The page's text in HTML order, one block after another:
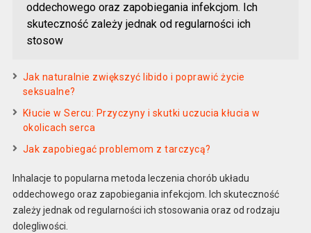
oddechowego oraz zapobiegania infekcjom. Ich
skuteczność zależy jednak od regularności ich
stosow
Jak naturalnie zwiększyć libido i poprawić życie
seksualne?
Kłucie w Sercu: Przyczyny i skutki uczucia kłucia w
okolicach serca
Jak zapobiegać problemom z tarczycą?
Inhalacje to popularna metoda leczenia chorób układu
oddechowego oraz zapobiegania infekcjom. Ich skuteczność
zależy jednak od regularności ich stosowania oraz od rodzaju
dolegliwości.